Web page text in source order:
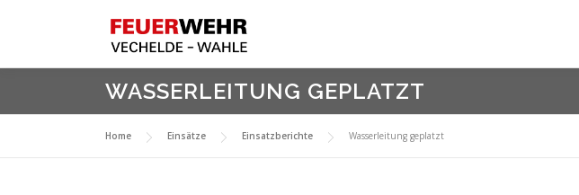
WASSERLEITUNG GEPLATZT
Home Einsätze Einsatzberichte Wasserleitung geplatzt